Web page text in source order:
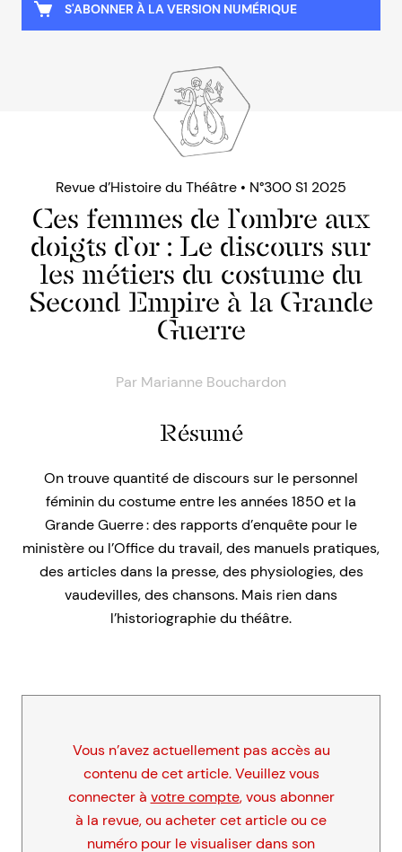
S'ABONNER À LA VERSION NUMÉRIQUE
Revue d’Histoire du Théâtre • N°300 S1 2025
Ces femmes de l’ombre aux
doigts d’or : Le discours sur
les métiers du costume du
Second Empire à la Grande
Guerre
Par Marianne Bouchardon
Résumé
On trouve quantité de discours sur le personnel
féminin du costume entre les années 1850 et la
Grande Guerre : des rapports d’enquête pour le
ministère ou l’Office du travail, des manuels pratiques,
des articles dans la presse, des physiologies, des
vaudevilles, des chansons. Mais rien dans
l’historiographie du théâtre.
Vous n’avez actuellement pas accès au
contenu de cet article. Veuillez vous
connecter à votre compte, vous abonner
à la revue, ou acheter cet article ou ce
numéro pour le visualiser dans son